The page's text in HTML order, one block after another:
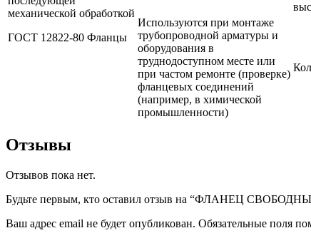
механической обработкой
ГОСТ 12822-80 Фланцы
Используются при монтаже
трубопроводной арматуры и
оборудования в
труднодоступном месте или
при частом ремонте (проверке)
фланцевых соединений
(например, в химической
промышленности)
Отзывы
Отзывов пока нет.
Будьте первым, кто оставил отзыв на “ФЛАНЕЦ
Ваш адрес email не будет опубликован. Обязательные поля